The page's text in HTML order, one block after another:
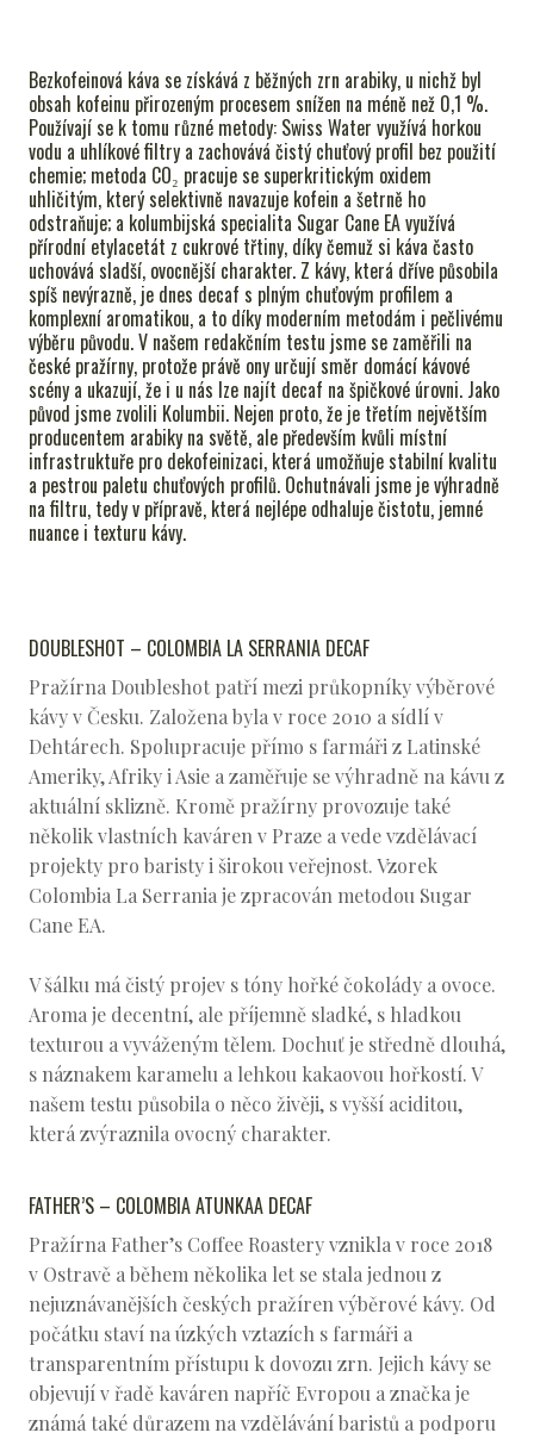
Bezkofeinová káva se získává z běžných zrn arabiky, u nichž byl
obsah kofeinu přirozeným procesem snížen na méně než 0,1 %.
Používají se k tomu různé metody: Swiss Water využívá horkou
vodu a uhlíkové filtry a zachovává čistý chuťový profil bez použití
chemie; metoda CO₂ pracuje se superkritickým oxidem
uhličitým, který selektivně navazuje kofein a šetrně ho
odstraňuje; a kolumbijská specialita Sugar Cane EA využívá
přírodní etylacetát z cukrové třtiny, díky čemuž si káva často
uchovává sladší, ovocnější charakter. Z kávy, která dříve působila
spíš nevýrazně, je dnes decaf s plným chuťovým profilem a
komplexní aromatikou, a to díky moderním metodám i pečlivému
výběru původu. V našem redakčním testu jsme se zaměřili na
české pražírny, protože právě ony určují směr domácí kávové
scény a ukazují, že i u nás lze najít decaf na špičkové úrovni. Jako
původ jsme zvolili Kolumbii. Nejen proto, že je třetím největším
producentem arabiky na světě, ale především kvůli místní
infrastruktuře pro dekofeinizaci, která umožňuje stabilní kvalitu
a pestrou paletu chuťových profilů. Ochutnávali jsme je výhradně
na filtru, tedy v přípravě, která nejlépe odhaluje čistotu, jemné
nuance i texturu kávy.
DOUBLESHOT – COLOMBIA LA SERRANIA DECAF
Pražírna Doubleshot patří mezi průkopníky výběrové
kávy v Česku. Založena byla v roce 2010 a sídlí v
Dehtárech. Spolupracuje přímo s farmáři z Latinské
Ameriky, Afriky i Asie a zaměřuje se výhradně na kávu z
aktuální sklizně. Kromě pražírny provozuje také
několik vlastních kaváren v Praze a vede vzdělávací
projekty pro baristy i širokou veřejnost. Vzorek
Colombia La Serrania je zpracován metodou Sugar
Cane EA.
V šálku má čistý projev s tóny hořké čokolády a ovoce.
Aroma je decentní, ale příjemně sladké, s hladkou
texturou a vyváženým tělem. Dochuť je středně dlouhá,
s náznakem karamelu a lehkou kakaovou hořkostí. V
našem testu působila o něco živěji, s vyšší aciditou,
která zvýraznila ovocný charakter.
FATHER’S – COLOMBIA ATUNKAA DECAF
Pražírna Father’s Coffee Roastery vznikla v roce 2018
v Ostravě a během několika let se stala jednou z
nejuznávanějších českých pražíren výběrové kávy. Od
počátku staví na úzkých vztazích s farmáři a
transparentním přístupu k dovozu zrn. Jejich kávy se
objevují v řadě kaváren napříč Evropou a značka je
známá také důrazem na vzdělávání baristů a podporu